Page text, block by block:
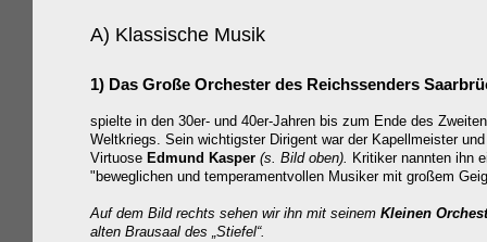
A) Klassische Musik
1) Das Große Orchester des Reichssenders
spielte in den 30er- und 40er-Jahren bis zum Ende des Zweiten
Weltkriegs. Sein wichtigster Dirigent war der Kapellmeister
Virtuose Edmund Kasper (s. Bild oben). Kritiker nannten ihn
"beweglichen und temperamentvollen Musiker mit großem
Auf dem Bild rechts sehen wir ihn mit seinem Kleinen
alten Brausaal des „Stiefel“.